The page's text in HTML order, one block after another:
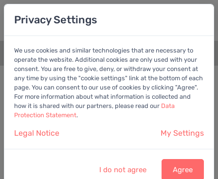
+
Bewertungschart Dividende
Empfohlen: EV/EBITDA
WashTec AG 38,20 EUR vom6.8.2026
Privacy Settings
We use cookies and similar technologies that are necessary to
operate the website. Additional cookies are only used with your
consent. You are free to give, deny, or withdraw your consent at
any time by using the "cookie settings" link at the bottom of each
page. You can consent to our use of cookies by clicking "Agree".
For more information about what information is collected and
how it is shared with our partners, please read our Data
Protection Statement.
Legal Notice My Settings
I do not agree Agree